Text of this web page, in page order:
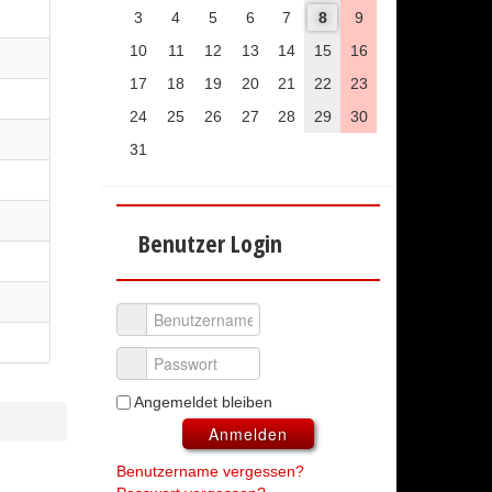
3
4 5 6 7 8
9
10
11 12 13 14 15
16
17
18 19 20 21 22
23
24
25 26 27 28 29
30
31
Benutzer Login
Benutzername
Passwort
Angemeldet bleiben
Anmelden
Benutzername vergessen?